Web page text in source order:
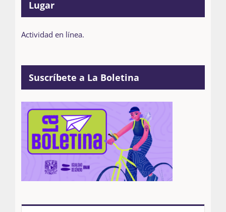
Lugar
Actividad en línea.
Suscríbete a La Boletina